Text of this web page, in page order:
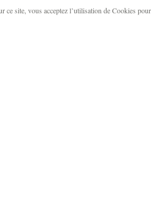
site, vous acceptez l’utilisation de Cookies